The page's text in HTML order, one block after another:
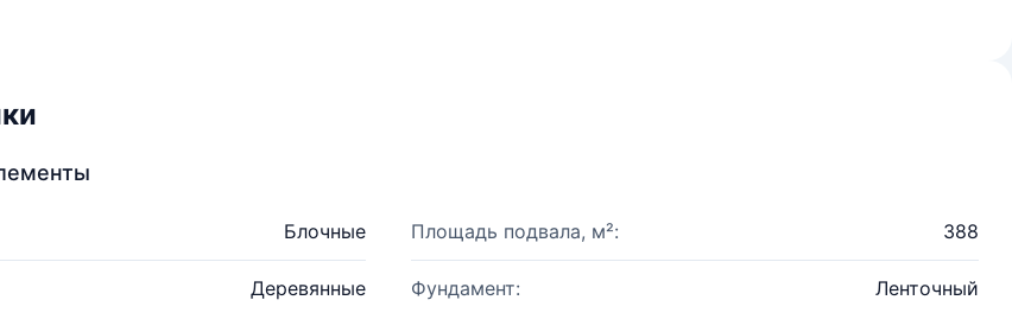
Блочные Площадь подвала, м²: 388
Деревянные Фундамент: Ленточный